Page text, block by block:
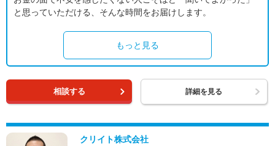
と思っていただける、そんな時間をお届けします。
もっと見る
相談する 詳細を見る
クリイト株式会社